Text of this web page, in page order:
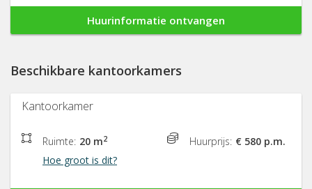
Huurinformatie ontvangen
Beschikbare kantoorkamers
Kantoorkamer
Ruimte: 20 m2
Hoe groot is dit?
Huurprijs: € 580 p.m.